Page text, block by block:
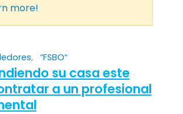
more!
, “FSBO“
su casa este
a un profesional